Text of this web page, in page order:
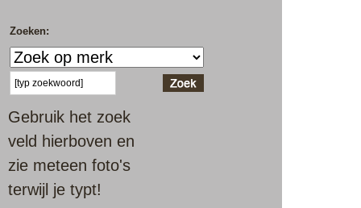
Zoeken:
Gebruik het zoek
veld hierboven en
zie meteen foto's
terwijl je typt!